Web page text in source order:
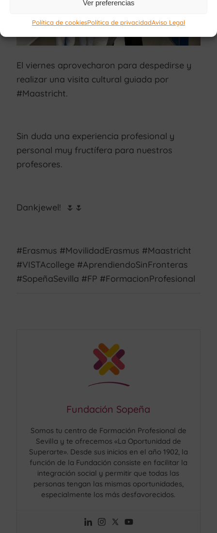
Ver preferencias
Política de cookiesPolítica de privacidadAviso Legal
El viernes aprovecharon para despedirse y
realizar una visita cultural guiada por
#Maastricht.
Sin duda una experiencia profesional y
personal muy fructífera para nuestros
profesores.
Dankjewel! 🌷🌷
#Erasmus #MovilidadErasmus #Maastricht
#VISTAcollege #AprendiendoSinFronteras
#SopeñaSevilla #FP #FormacionProfesional
Fundación Sopeña
Somos tu centro de Formación Profesional de
Sevilla y te ofrecemos «La Oportunidad de
Superarte». Desde sus inicios en el año 1902, la
función de la Fundación consiste en facilitar la
integración social y permitir que todas las
personas tengan las mismas oportunidades,
especialmente los más desfavorecidos.